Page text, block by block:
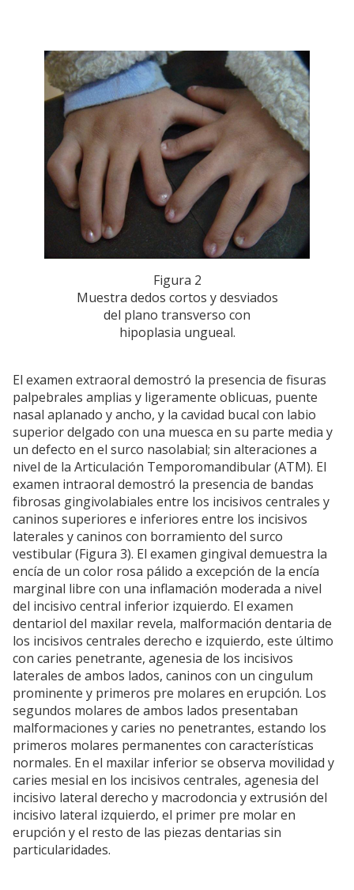
Figura 2
Muestra dedos cortos y desviados
del plano transverso con
hipoplasia ungueal.
El examen extraoral demostró la presencia de fisuras
palpebrales amplias y ligeramente oblicuas, puente
nasal aplanado y ancho, y la cavidad bucal con labio
superior delgado con una muesca en su parte media y
un defecto en el surco nasolabial; sin alteraciones a
nivel de la Articulación Temporomandibular (ATM). El
examen intraoral demostró la presencia de bandas
fibrosas gingivolabiales entre los incisivos centrales y
caninos superiores e inferiores entre los incisivos
laterales y caninos con borramiento del surco
vestibular (Figura 3). El examen gingival demuestra la
encía de un color rosa pálido a excepción de la encía
marginal libre con una inflamación moderada a nivel
del incisivo central inferior izquierdo. El examen
dentariol del maxilar revela, malformación dentaria de
los incisivos centrales derecho e izquierdo, este último
con caries penetrante, agenesia de los incisivos
laterales de ambos lados, caninos con un cingulum
prominente y primeros pre molares en erupción. Los
segundos molares de ambos lados presentaban
malformaciones y caries no penetrantes, estando los
primeros molares permanentes con características
normales. En el maxilar inferior se observa movilidad y
caries mesial en los incisivos centrales, agenesia del
incisivo lateral derecho y macrodoncia y extrusión del
incisivo lateral izquierdo, el primer pre molar en
erupción y el resto de las piezas dentarias sin
particularidades.